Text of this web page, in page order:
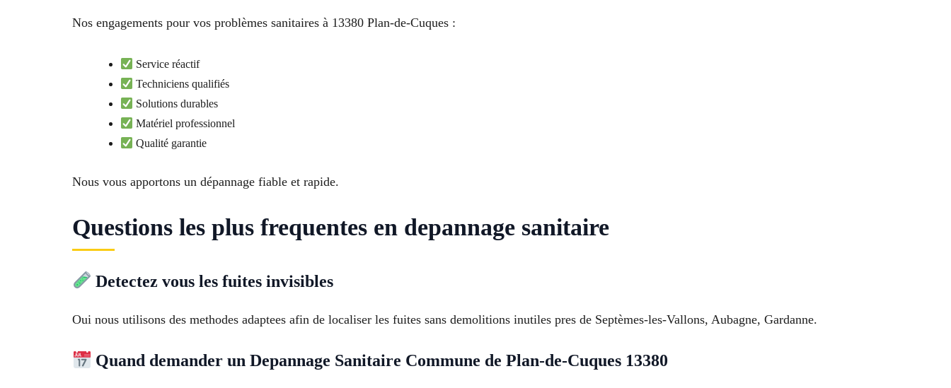
Nos engagements pour vos problèmes sanitaires à 13380 Plan-de-Cuques :
Service réactif
Techniciens qualifiés
Solutions durables
Matériel professionnel
Qualité garantie
Nous vous apportons un dépannage fiable et rapide.
Questions les plus frequentes en depannage sanitaire
Detectez vous les fuites invisibles
Oui nous utilisons des methodes adaptees afin de localiser les fuites sans demolitions inutiles pres de Septèmes-les-Vallons, Aubagne, Gardanne.
Quand demander un Depannage Sanitaire Commune de Plan-de-Cuques 13380